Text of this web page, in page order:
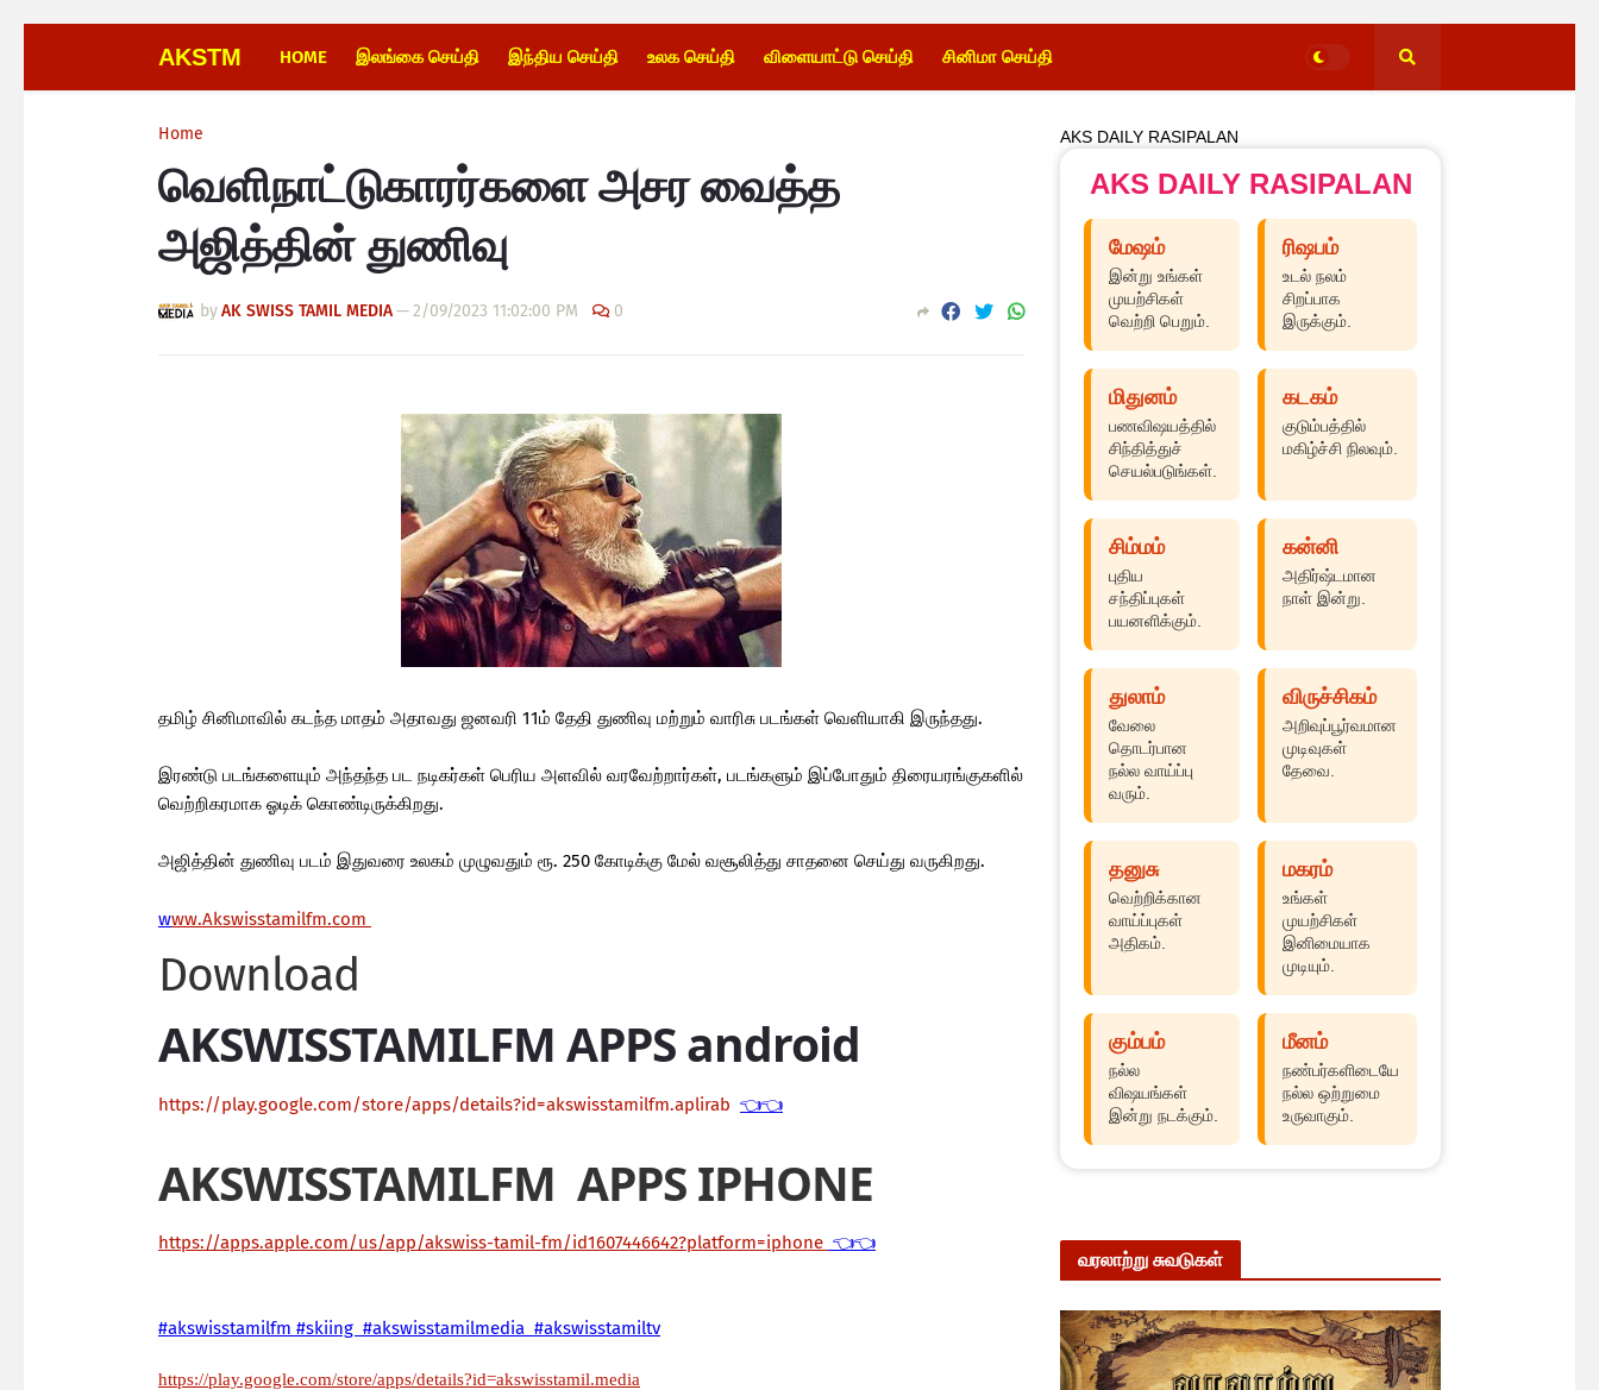
AKSTM HOME இலங்கை செய்தி இந்திய செய்தி உலக செய்தி விளையாட்டு செய்தி சினிமா செய்தி
Home
வெளிநாட்டுகாரர்களை அசர வைத்த
அஜித்தின் துணிவு
byAK SWISS TAMIL MEDIA—2/09/2023 11:02:00 PM 0
தமிழ் சினிமாவில் கடந்த மாதம் அதாவது ஜனவரி 11ம் தேதி துணிவு மற்றும் வாரிசு படங்கள் வெளியாகி இருந்தது.
இரண்டு படங்களையும் அந்தந்த பட நடிகர்கள் பெரிய அளவில் வரவேற்றார்கள், படங்களும் இப்போதும் திரையரங்குகளில்
வெற்றிகரமாக ஓடிக் கொண்டிருக்கிறது.
அஜித்தின் துணிவு படம் இதுவரை உலகம் முழுவதும் ரூ. 250 கோடிக்கு மேல் வசூலித்து சாதனை செய்து வருகிறது.
www.Akswisstamilfm.com
Download
AKSWISSTAMILFM APPS android
https://play.google.com/store/apps/details?id=akswisstamilfm.aplirab 👈👈
AKSWISSTAMILFM APPS IPHONE
https://apps.apple.com/us/app/akswiss-tamil-fm/id1607446642?platform=iphone 👈👈
#akswisstamilfm #skiing #akswisstamilmedia #akswisstamiltv
https://play.google.com/store/apps/details?id=akswisstamil.media
AKS DAILY RASIPALAN
AKS DAILY RASIPALAN
மேஷம்
இன்று உங்கள்
முயற்சிகள்
வெற்றி பெறும்.
ரிஷபம்
உடல் நலம்
சிறப்பாக
இருக்கும்.
மிதுனம்
பணவிஷயத்தில்
சிந்தித்துச்
செயல்படுங்கள்.
கடகம்
குடும்பத்தில்
மகிழ்ச்சி நிலவும்.
சிம்மம்
புதிய
சந்திப்புகள்
பயனளிக்கும்.
கன்னி
அதிர்ஷ்டமான
நாள் இன்று.
துலாம்
வேலை
தொடர்பான
நல்ல வாய்ப்பு
வரும்.
விருச்சிகம்
அறிவுப்பூர்வமான
முடிவுகள்
தேவை.
தனுசு
வெற்றிக்கான
வாய்ப்புகள்
அதிகம்.
மகரம்
உங்கள்
முயற்சிகள்
இனிமையாக
முடியும்.
கும்பம்
நல்ல
விஷயங்கள்
இன்று நடக்கும்.
மீனம்
நண்பர்களிடையே
நல்ல ஒற்றுமை
உருவாகும்.
வரலாற்று சுவடுகள்